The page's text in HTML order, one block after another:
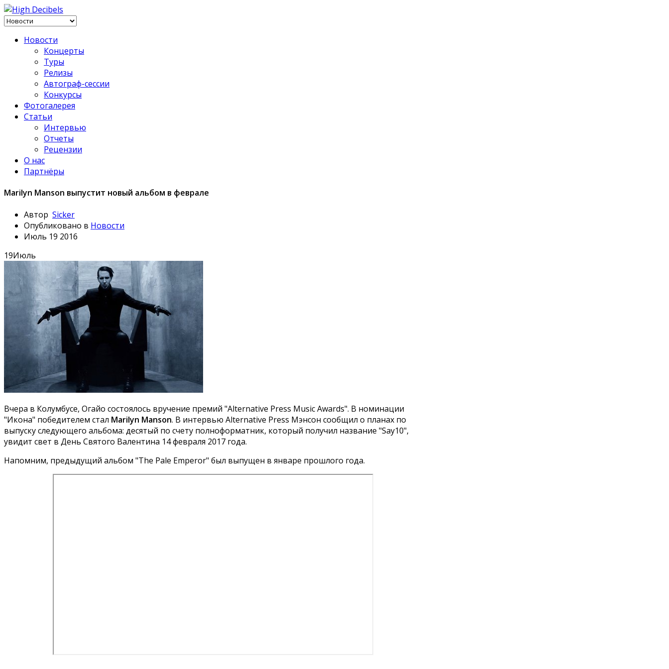
Новости
Концерты
Туры
Релизы
Автограф-сессии
Конкурсы
Фотогалерея
Статьи
Интервью
Отчеты
Рецензии
О нас
Партнёры
Marilyn Manson выпустит новый альбом в феврале
Автор Sicker
Опубликовано в Новости
Июль 19 2016
19Июль
Вчера в Колумбусе, Огайо состоялось вручение премий "Alternative Press Music Awards". В номинации
"Икона" победителем стал Marilyn Manson. В интервью Alternative Press Мэнсон сообщил о планах по
выпуску следующего альбома: десятый по счету полноформатник, который получил название "Say10",
увидит свет в День Святого Валентина 14 февраля 2017 года.
Напомним, предыдущий альбом "The Pale Emperor" был выпущен в январе прошлого года.